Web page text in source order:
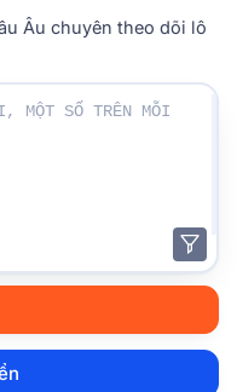
Âu chuyên theo dõi lô